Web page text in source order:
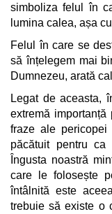
simboliza felul în
lumina calea, așa
Felul în care se
să înțelegem mai
Dumnezeu, arată
Legat de aceasta,
extremă
fraze ale
păcătuit pentru
Îngusta noastră
care le folosește
întâlnită este
trebuie să existe o